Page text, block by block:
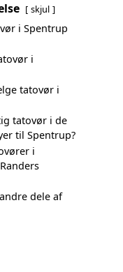
skjul
i Spentrup
i
tatovør i
tatovør i de
til Spentrup?
i
dele af